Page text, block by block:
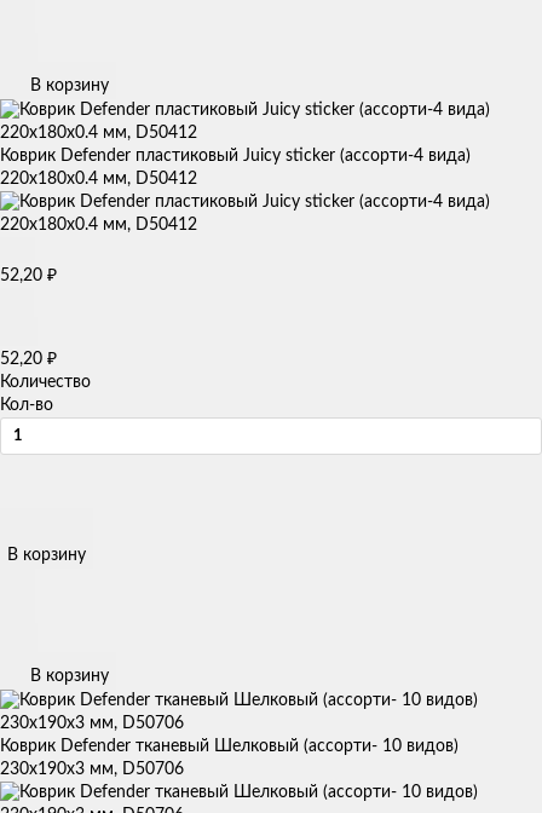
В корзину
Коврик Defender пластиковый Juicy sticker (ассорти-4 вида)
220х180х0.4 мм, D50412
52,20 ₽
52,20 ₽
Количество
Кол-во
В корзину
В корзину
Коврик Defender тканевый Шелковый (ассорти- 10 видов)
230x190x3 мм, D50706